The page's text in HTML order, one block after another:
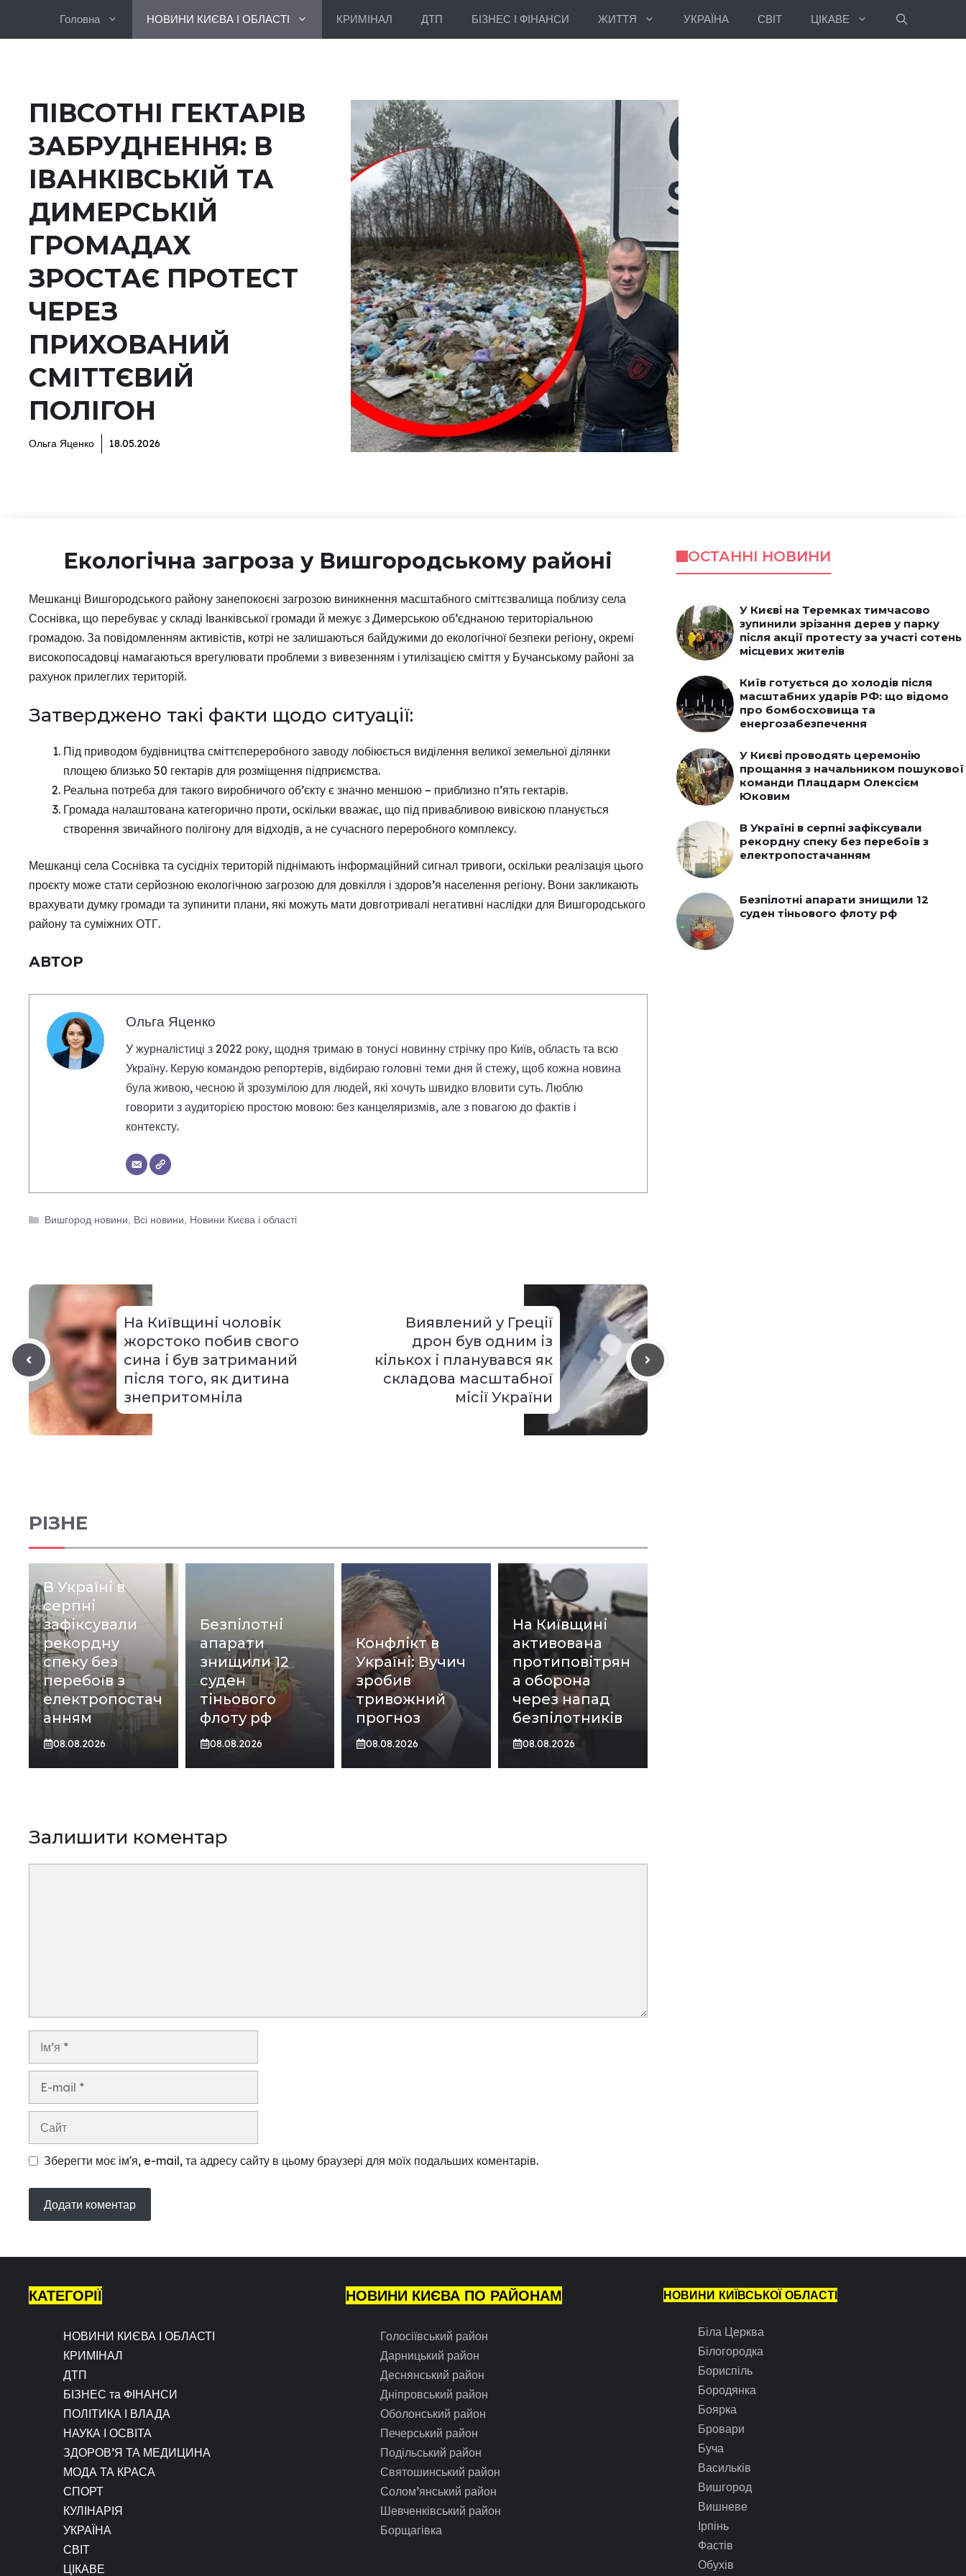
Головна НОВИНИ КИЄВА І ОБЛАСТІ КРИМІНАЛ ДТП БІЗНЕС І ФІНАНСИ ЖИТТЯ УКРАЇНА СВІТ ЦІКАВЕ
ПІВСОТНІ ГЕКТАРІВ
ЗАБРУДНЕННЯ: В
ІВАНКІВСЬКІЙ ТА
ДИМЕРСЬКІЙ
ГРОМАДАХ
ЗРОСТАЄ ПРОТЕСТ
ЧЕРЕЗ
ПРИХОВАНИЙ
СМІТТЄВИЙ
ПОЛІГОН
Ольга Яценко 18.05.2026
Екологічна загроза у Вишгородському районі
Мешканці Вишгородського району занепокоєні загрозою виникнення масштабного сміттєзвалища поблизу села
Соснівка, що перебуває у складі Іванківської громади й межує з Димерською об’єднаною територіальною
громадою. За повідомленням активістів, котрі не залишаються байдужими до екологічної безпеки регіону, окремі
високопосадовці намагаються врегулювати проблеми з вивезенням і утилізацією сміття у Бучанському районі за
рахунок прилеглих територій.
Затверджено такі факти щодо ситуації:
Під приводом будівництва сміттєпереробного заводу лобіюється виділення великої земельної ділянки
площею близько 50 гектарів для розміщення підприємства.
Реальна потреба для такого виробничого об’єкту є значно меншою – приблизно п’ять гектарів.
Громада налаштована категорично проти, оскільки вважає, що під привабливою вивіскою планується
створення звичайного полігону для відходів, а не сучасного переробного комплексу.
Мешканці села Соснівка та сусідніх територій піднімають інформаційний сигнал тривоги, оскільки реалізація цього
проєкту може стати серйозною екологічною загрозою для довкілля і здоров’я населення регіону. Вони закликають
врахувати думку громади та зупинити плани, які можуть мати довготривалі негативні наслідки для Вишгородського
району та суміжних ОТГ.
АВТОР
Ольга Яценко
У журналістиці з 2022 року, щодня тримаю в тонусі новинну стрічку про Київ, область та всю
Україну. Керую командою репортерів, відбираю головні теми дня й стежу, щоб кожна новина
була живою, чесною й зрозумілою для людей, які хочуть швидко вловити суть. Люблю
говорити з аудиторією простою мовою: без канцеляризмів, але з повагою до фактів і
контексту.
Категорії
Вишгород новини, Всі новини, Новини Києва і області
На Київщині чоловік
жорстоко побив свого
сина і був затриманий
після того, як дитина
знепритомніла
Виявлений у Греції
дрон був одним із
кількох і планувався як
складова масштабної
місії України
РІЗНЕ
В Україні в
серпні
зафіксували
рекордну
спеку без
перебоїв з
електропостач
анням
08.08.2026
Безпілотні
апарати
знищили 12
суден
тіньового
флоту рф
08.08.2026
Конфлікт в
Україні: Вучич
зробив
тривожний
прогноз
08.08.2026
На Київщині
активована
протиповітрян
а оборона
через напад
безпілотників
08.08.2026
Залишити коментар
Зберегти моє ім'я, e-mail, та адресу сайту в цьому браузері для моїх подальших коментарів.
ОСТАННІ НОВИНИ
У Києві на Теремках тимчасово
зупинили зрізання дерев у парку
після акції протесту за участі сотень
місцевих жителів
Київ готується до холодів після
масштабних ударів РФ: що відомо
про бомбосховища та
енергозабезпечення
У Києві проводять церемонію
прощання з начальником пошукової
команди Плацдарм Олексієм
Юковим
В Україні в серпні зафіксували
рекордну спеку без перебоїв з
електропостачанням
Безпілотні апарати знищили 12
суден тіньового флоту рф
КАТЕГОРІЇ
НОВИНИ КИЄВА І ОБЛАСТІ
КРИМІНАЛ
ДТП
БІЗНЕС та ФІНАНСИ
ПОЛІТИКА І ВЛАДА
НАУКА І ОСВІТА
ЗДОРОВ’Я ТА МЕДИЦИНА
МОДА ТА КРАСА
СПОРТ
КУЛІНАРІЯ
УКРАЇНА
СВІТ
ЦІКАВЕ
НОВИНИ КИЄВА ПО РАЙОНАМ
Голосіївський район
Дарницький район
Деснянський район
Дніпровський район
Оболонський район
Печерський район
Подільський район
Святошинський район
Солом’янський район
Шевченківський район
Борщагівка
НОВИНИ КИЇВСЬКОЇ ОБЛАСТІ
Біла Церква
Білогородка
Бориспіль
Бородянка
Боярка
Бровари
Буча
Васильків
Вишгород
Вишневе
Ірпінь
Фастів
Обухів